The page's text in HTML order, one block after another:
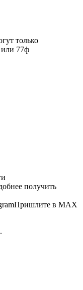
только
или 77ф
получить
Пришлите в MAX